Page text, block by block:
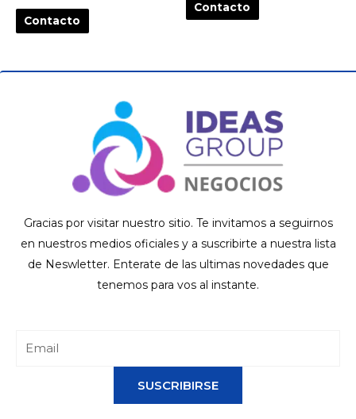
Contacto
Contacto
Gracias por visitar nuestro sitio. Te invitamos a seguirnos
en nuestros medios oficiales y a suscribirte a nuestra lista
de Neswletter. Enterate de las ultimas novedades que
tenemos para vos al instante.
SUSCRIBIRSE